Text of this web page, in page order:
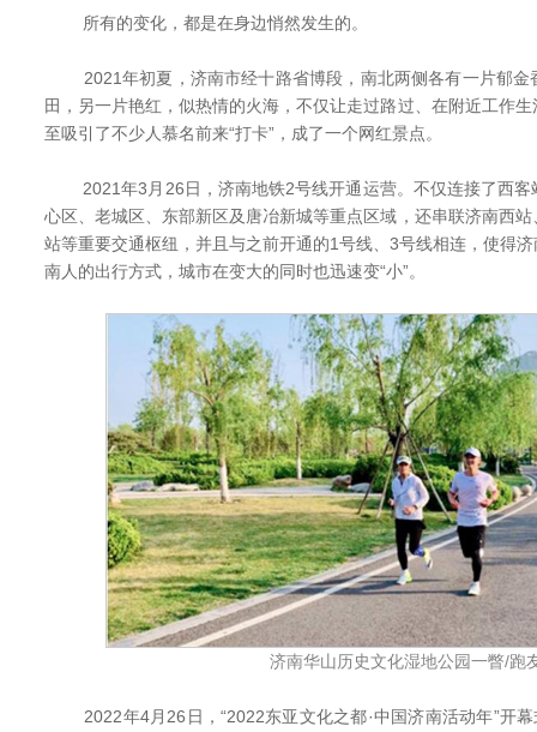
所有的变化，都是在身边悄然发生的。
2021年初夏，济南市经十路省博段，南北两侧各有一片郁金
田，另一片艳红，似热情的火海，不仅让走过路过、在附近工作
至吸引了不少人慕名前来“打卡”，成了一个网红景点。
2021年3月26日，济南地铁2号线开通运营。不仅连接了西客
心区、老城区、东部新区及唐冶新城等重点区域，还串联济南西
站等重要交通枢纽，并且与之前开通的1号线、3号线相连，使得
南人的出行方式，城市在变大的同时也迅速变“小”。
济南华山历史文化湿地公园一瞥/跑
2022年4月26日，“2022东亚文化之都·中国济南活动年”开幕